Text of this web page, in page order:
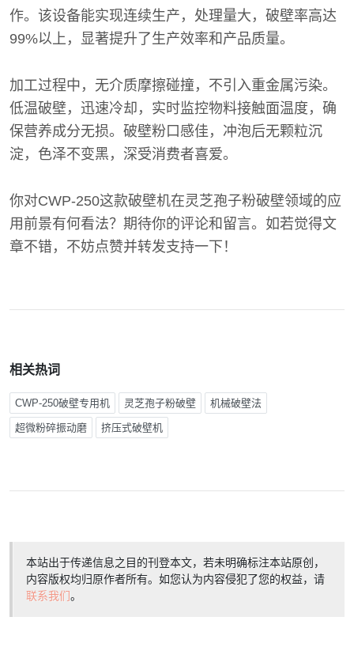
作。该设备能实现连续生产，处理量大，破壁率高达
99%以上，显著提升了生产效率和产品质量。
加工过程中，无介质摩擦碰撞，不引入重金属污染。
低温破壁，迅速冷却，实时监控物料接触面温度，确
保营养成分无损。破壁粉口感佳，冲泡后无颗粒沉
淀，色泽不变黑，深受消费者喜爱。
你对CWP-250这款破壁机在灵芝孢子粉破壁领域的应
用前景有何看法？期待你的评论和留言。如若觉得文
章不错，不妨点赞并转发支持一下！
相关热词
CWP-250破壁专用机 灵芝孢子粉破壁 机械破壁法
超微粉碎振动磨 挤压式破壁机
本站出于传递信息之目的刊登本文，若未明确标注本站原创，
内容版权均归原作者所有。如您认为内容侵犯了您的权益，请
联系我们。